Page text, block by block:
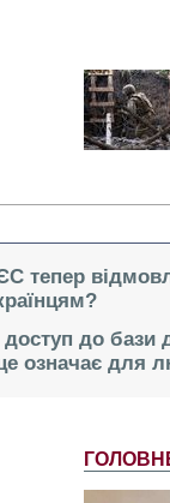
тепер
до бази
означає для